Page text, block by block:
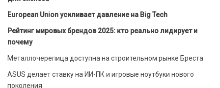
European Union усиливает давление на Big Tech
Рейтинг мировых брендов 2025: кто реально лидирует и
почему
Металлочерепица доступна на строительном рынке Бреста
ASUS делает ставку на ИИ-ПК и игровые ноутбуки нового
поколения